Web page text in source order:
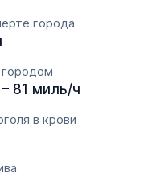
города
городом
81 миль/ч
в крови